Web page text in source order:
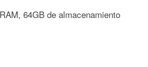
64GB de almacenamiento